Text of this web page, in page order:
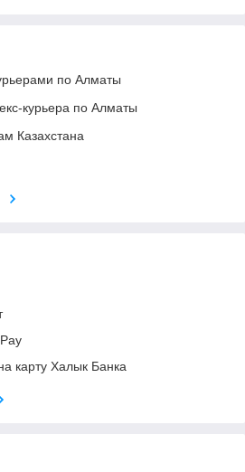
по Алматы
курьера по Алматы
Казахстана
карту Халык Банка